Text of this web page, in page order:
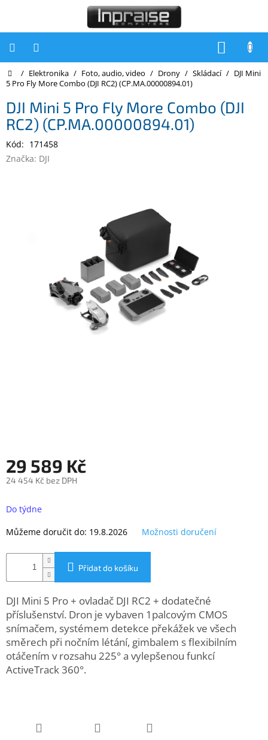
Počítače
Inpraise
Notebooky
Tiskárny
objednávka
Rozšíření
záruk
a
pojištění
Splátky
Gaming
Telefony
a
tablety
Cyklo
a
sport
Domů
/ Elektronika / Foto, audio, video / Drony / Skládací / DJI Mini
5 Pro Fly More Combo (DJI RC2) (CP.MA.00000894.01)
DJI Mini 5 Pro Fly More Combo (DJI
RC2) (CP.MA.00000894.01)
Kód: 171458
Značka: DJI
29 589 Kč
24 454 Kč bez DPH
cena:
Do týdne
Můžeme doručit do: 19.8.2026 Možnosti doručení
Přidat do košíku
DJI Mini 5 Pro + ovladač DJI RC2 + dodatečné
příslušenství. Dron je vybaven 1palcovým CMOS
snímačem, systémem detekce překážek ve všech
směrech při nočním létání, gimbalem s flexibilním
otáčením v rozsahu 225° a vylepšenou funkcí
ActiveTrack 360°.